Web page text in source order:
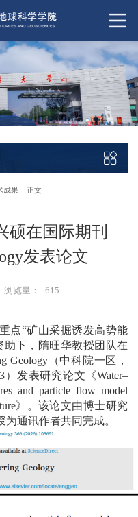
成果 - 正文
硕在国际期刊
发表论文
浏览量： 615
点“矿山采掘诱发高势能
助下，隋旺华教授团队在
Geology（中科院一区，
） 发表研究论文 《Water–
and particle flow model
》 。该论文由博士研究
通讯作者共同完成。